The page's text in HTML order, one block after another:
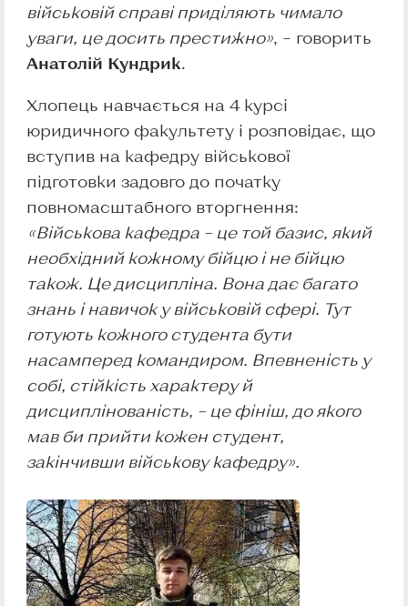
військовій справі приділяють чимало
уваги, це досить престижно», – говорить
Анатолій Кундрик.
Хлопець навчається на 4 курсі
юридичного факультету і розповідає, що
вступив на кафедру військової
підготовки задовго до початку
повномасштабного вторгнення:
«Військова кафедра – це той базис, який
необхідний кожному бійцю і не бійцю
також. Це дисципліна. Вона дає багато
знань і навичок у військовій сфері. Тут
готують кожного студента бути
насамперед командиром. Впевненість у
собі, стійкість характеру й
дисциплінованість, – це фініш, до якого
мав би прийти кожен студент,
закінчивши військову кафедру».